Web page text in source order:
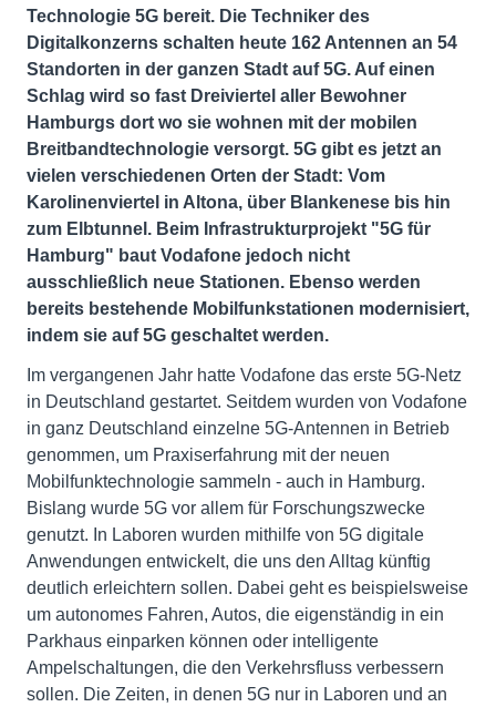
Technologie 5G bereit. Die Techniker des
Digitalkonzerns schalten heute 162 Antennen an 54
Standorten in der ganzen Stadt auf 5G. Auf einen
Schlag wird so fast Dreiviertel aller Bewohner
Hamburgs dort wo sie wohnen mit der mobilen
Breitbandtechnologie versorgt. 5G gibt es jetzt an
vielen verschiedenen Orten der Stadt: Vom
Karolinenviertel in Altona, über Blankenese bis hin
zum Elbtunnel. Beim Infrastrukturprojekt "5G für
Hamburg" baut Vodafone jedoch nicht
ausschließlich neue Stationen. Ebenso werden
bereits bestehende Mobilfunkstationen modernisiert,
indem sie auf 5G geschaltet werden.
Im vergangenen Jahr hatte Vodafone das erste 5G-Netz
in Deutschland gestartet. Seitdem wurden von Vodafone
in ganz Deutschland einzelne 5G-Antennen in Betrieb
genommen, um Praxiserfahrung mit der neuen
Mobilfunktechnologie sammeln - auch in Hamburg.
Bislang wurde 5G vor allem für Forschungszwecke
genutzt. In Laboren wurden mithilfe von 5G digitale
Anwendungen entwickelt, die uns den Alltag künftig
deutlich erleichtern sollen. Dabei geht es beispielsweise
um autonomes Fahren, Autos, die eigenständig in ein
Parkhaus einparken können oder intelligente
Ampelschaltungen, die den Verkehrsfluss verbessern
sollen. Die Zeiten, in denen 5G nur in Laboren und an